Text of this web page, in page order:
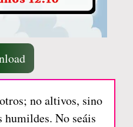
no altivos, sino
humildes. No seáis